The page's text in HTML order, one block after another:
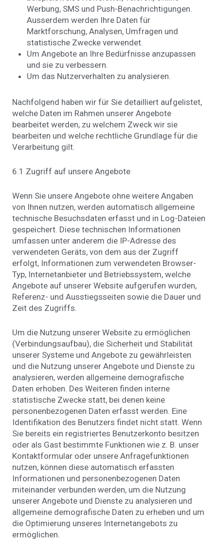
Werbung, SMS und Push-Benachrichtigungen.
Ausserdem werden Ihre Daten für
Marktforschung, Analysen, Umfragen und
statistische Zwecke verwendet.
Um Angebote an Ihre Bedürfnisse anzupassen
und sie zu verbessern.
Um das Nutzerverhalten zu analysieren.
Nachfolgend haben wir für Sie detailliert aufgelistet,
welche Daten im Rahmen unserer Angebote
bearbeitet werden, zu welchem Zweck wir sie
bearbeiten und welche rechtliche Grundlage für die
Verarbeitung gilt.
6.1 Zugriff auf unsere Angebote
Wenn Sie unsere Angebote ohne weitere Angaben
von Ihnen nutzen, werden automatisch allgemeine
technische Besuchsdaten erfasst und in Log-Dateien
gespeichert. Diese technischen Informationen
umfassen unter anderem die IP-Adresse des
verwendeten Geräts, von dem aus der Zugriff
erfolgt, Informationen zum verwendeten Browser-
Typ, Internetanbieter und Betriebssystem, welche
Angebote auf unserer Website aufgerufen wurden,
Referenz- und Ausstiegsseiten sowie die Dauer und
Zeit des Zugriffs.
Um die Nutzung unserer Website zu ermöglichen
(Verbindungsaufbau), die Sicherheit und Stabilität
unserer Systeme und Angebote zu gewährleisten
und die Nutzung unserer Angebote und Dienste zu
analysieren, werden allgemeine demografische
Daten erhoben. Des Weiteren finden interne
statistische Zwecke statt, bei denen keine
personenbezogenen Daten erfasst werden. Eine
Identifikation des Benutzers findet nicht statt. Wenn
Sie bereits ein registriertes Benutzerkonto besitzen
oder als Gast bestimmte Funktionen wie z. B. unser
Kontaktformular oder unsere Anfragefunktionen
nutzen, können diese automatisch erfassten
Informationen und personenbezogenen Daten
miteinander verbunden werden, um die Nutzung
unserer Angebote und Dienste zu analysieren und
allgemeine demografische Daten zu erheben und um
die Optimierung unseres Internetangebots zu
ermöglichen.